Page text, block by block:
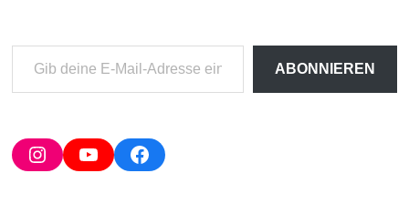
deine
Adresse
ein ...
ABONNIEREN
InstagramYouTubeFacebook